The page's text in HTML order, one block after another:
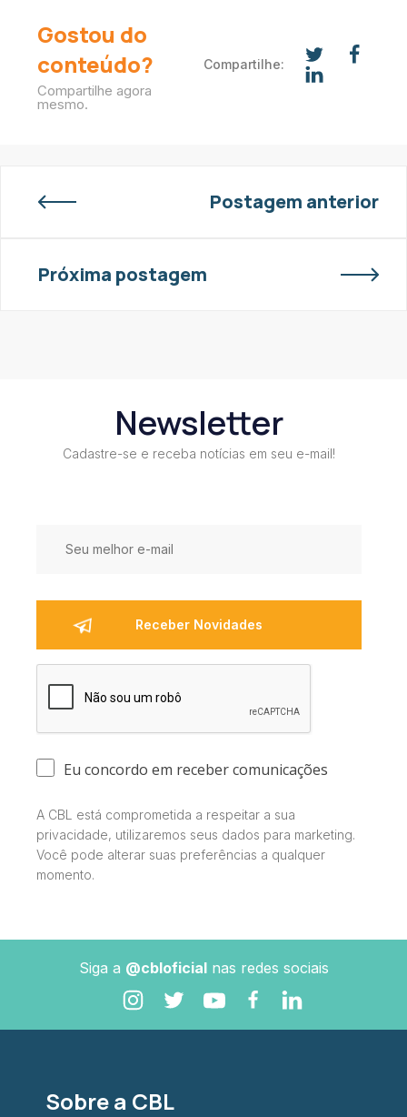
Gostou do
conteúdo?
Compartilhe agora
mesmo.
Compartilhe:
Postagem anterior
Próxima postagem
Newsletter
Cadastre-se e receba notícias em seu e-mail!
Eu concordo em receber comunicações
A CBL está comprometida a respeitar a sua
privacidade, utilizaremos seus dados para marketing.
Você pode alterar suas preferências a qualquer
momento.
Siga a @cbloficialnas redes sociais
Sobre a CBL